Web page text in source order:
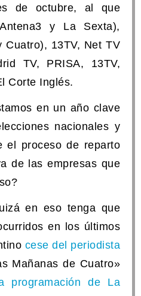
de octubre, al que
y La Sexta),
Cuatro), 13TV, Net TV
TV, PRISA, 13TV,
Corte Inglés.
en un año clave
nacionales y
el proceso de reparto
de las empresas que
en eso tenga que
en los últimos
cese del periodista
Mañanas de Cuatro»
programación de La